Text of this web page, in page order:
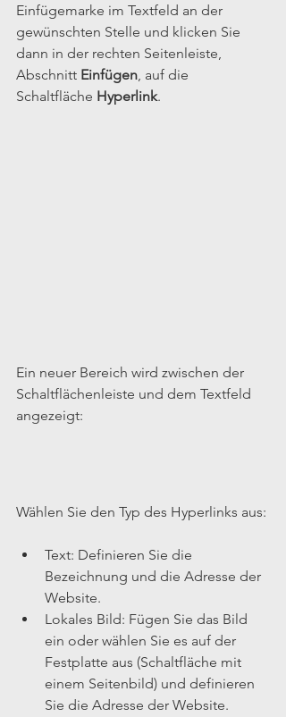
Einfügemarke im Textfeld an der
gewünschten Stelle und klicken Sie
dann in der rechten Seitenleiste,
Abschnitt Einfügen, auf die
Schaltfläche Hyperlink.
Ein neuer Bereich wird zwischen der
Schaltflächenleiste und dem Textfeld
angezeigt:
Wählen Sie den Typ des Hyperlinks aus:
Text: Definieren Sie die
Bezeichnung und die Adresse der
Website.
Lokales Bild: Fügen Sie das Bild
ein oder wählen Sie es auf der
Festplatte aus (Schaltfläche mit
einem Seitenbild) und definieren
Sie die Adresse der Website.